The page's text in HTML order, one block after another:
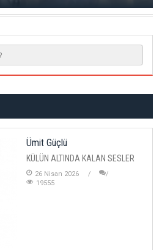
Ümit Güçlü
KÜLÜN ALTINDA KALAN SESLER
26 Nisan 2026
19555